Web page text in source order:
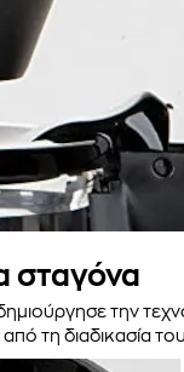
σταγόνα
την
τη διαδικασία